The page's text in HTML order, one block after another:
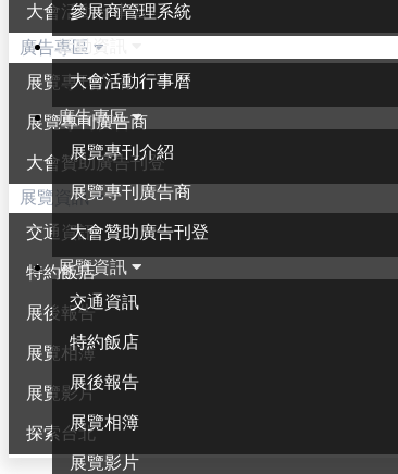
參展商管理系統
活動資訊
大會活動行事曆
廣告專區
展覽專刊介紹
展覽專刊廣告商
大會贊助廣告刊登
展覽資訊
交通資訊
特約飯店
展後報告
展覽相簿
展覽影片
大會活動行事曆
廣告專區
展覽專刊介紹
展覽專刊廣告商
大會贊助廣告刊登
展覽資訊
交通資訊
特約飯店
展後報告
展覽相簿
展覽影片
探索台北